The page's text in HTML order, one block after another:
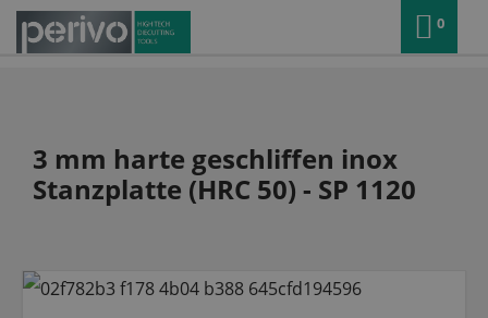
0
3 mm harte geschliffen inox
Stanzplatte (HRC 50) - SP 1120